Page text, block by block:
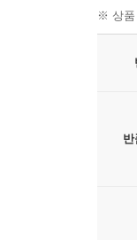
※ 상품